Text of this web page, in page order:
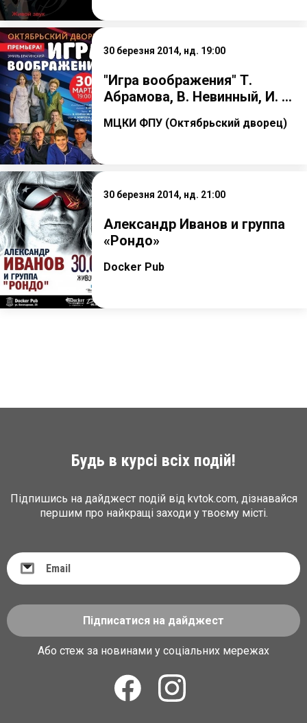
30 березня 2014, нд. 19:00
"Игра воображения" Т.
Абрамова, В. Невинный, И. ...
МЦКИ ФПУ (Октябрьский дворец)
30 березня 2014, нд. 21:00
Александр Иванов и группа
«Рондо»
Docker Pub
Будь в курсі всіх подій!
Підпишись на дайджест подій від kvtok.com, дізнавайся
першим про найкращі заходи у твоєму місті.
Підписатися на дайджест
Або стеж за новинами у соціальних мережах